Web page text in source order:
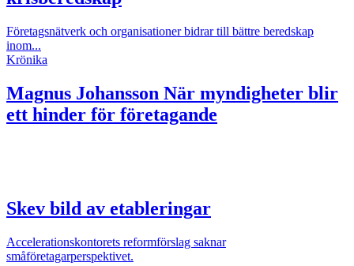
Företagsnätverk och organisationer bidrar till bättre beredskap
inom...
Krönika
Magnus Johansson När myndigheter blir
ett hinder för företagande
Skev bild av etableringar
Accelerationskontorets reformförslag saknar
småföretagarperspektivet.